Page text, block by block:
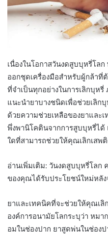
เนื่องในโอกาสวันงดสูบบุหรี่โล
ออกชุดเครื่องมือสำหรับผู้กล้าที่
ที่จำเป็นทุกอย่างในการเลิกบุห
แนะนำยาบางชนิดเพื่อช่วยเลิก
ด้วยความช่วยเหลือของยาและ
พึ่งพานิโคตินจากการสูบบุหรี่ได้
ใดที่สามารถช่วยให้คุณเลิกเสพ
อ่านเพิ่มเติม: วันงดสูบบุหรี่โลก
ของคุณได้รับประโยชน์ใหม่หลัง
ยาและเทคนิคที่จะช่วยให้คุณเลิ
องค์การอนามัยโลกระบุว่า หม
อมในช่องปาก ยาสูดพ่นในช่อง